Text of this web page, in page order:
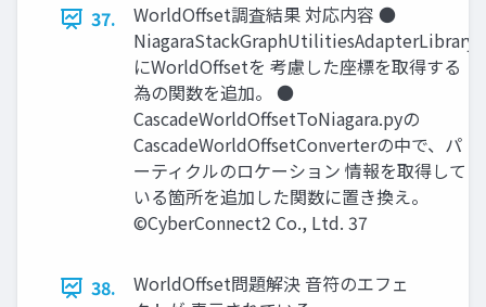
37.
WorldOffset調査結果 対応内容 ●
NiagaraStackGraphUtilitiesAdapterLibrary
にWorldOffsetを 考慮した座標を取得する
為の関数を追加。 ●
CascadeWorldOffsetToNiagara.pyの
CascadeWorldOffsetConverterの中で、パ
ーティクルのロケーション 情報を取得して
いる箇所を追加した関数に置き換え。
©CyberConnect2 Co., Ltd. 37
38.
WorldOffset問題解決 音符のエフェ